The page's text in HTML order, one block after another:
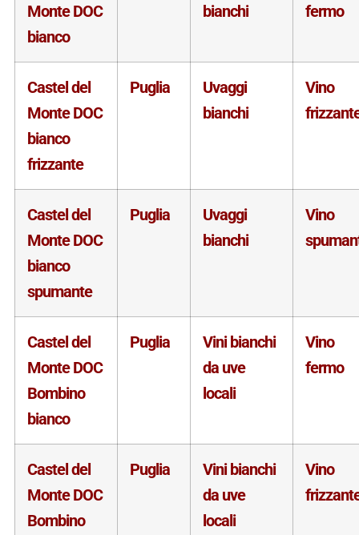
Monte DOC
bianco
bianchi
fermo
Castel del
Monte DOC
bianco
frizzante
Puglia
Uvaggi
bianchi
Vino
Castel del
Monte DOC
bianco
spumante
Puglia
Uvaggi
bianchi
Vino
Castel del
Monte DOC
Bombino
bianco
Puglia
Vini bianchi
da uve
locali
Vino
fermo
Castel del
Monte DOC
Bombino
Puglia
Vini bianchi
da uve
locali
Vino